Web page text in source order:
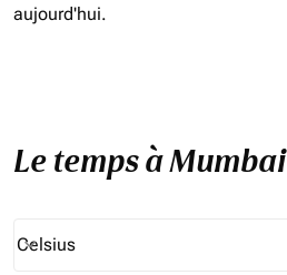
aujourd'hui.
Le temps à Mumbai
Celsius
keyboard_arrow_down